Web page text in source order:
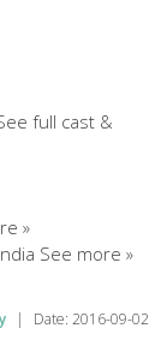
full cast &
»
See more »
| Date: 2016-09-02